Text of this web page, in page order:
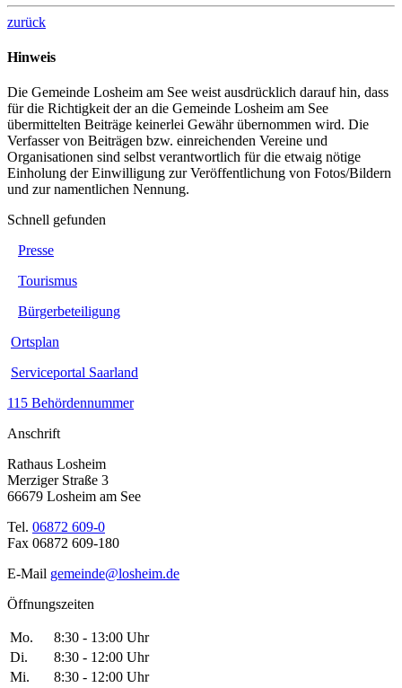
zurück
Hinweis
Die Gemeinde Losheim am See weist ausdrücklich darauf hin, dass
für die Richtigkeit der an die Gemeinde Losheim am See
übermittelten Beiträge keinerlei Gewähr übernommen wird. Die
Verfasser von Beiträgen bzw. einreichenden Vereine und
Organisationen sind selbst verantwortlich für die etwaig nötige
Einholung der Einwilligung zur Veröffentlichung von Fotos/Bildern
und zur namentlichen Nennung.
Schnell gefunden
Presse
Tourismus
Bürgerbeteiligung
Ortsplan
Serviceportal Saarland
115 Behördennummer
Anschrift
Rathaus Losheim
Merziger Straße 3
66679 Losheim am See
Tel. 06872 609-0
Fax 06872 609-180
E-Mail gemeinde@losheim.de
Öffnungszeiten
Mo.
8:30 - 13:00 Uhr
Di.
8:30 - 12:00 Uhr
Mi.
8:30 - 12:00 Uhr